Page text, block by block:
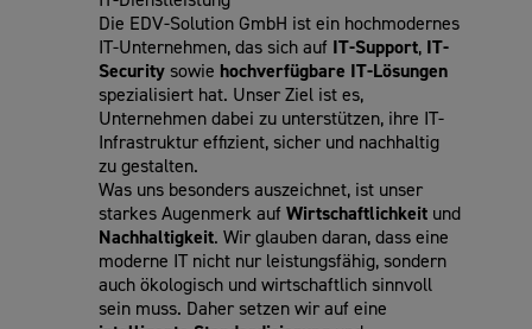
Die EDV-Solution GmbH ist ein hochmodernes
IT-Unternehmen, das sich auf IT-Support, IT-
Security sowie hochverfügbare IT-Lösungen
spezialisiert hat. Unser Ziel ist es,
Unternehmen dabei zu unterstützen, ihre IT-
Infrastruktur effizient, sicher und nachhaltig
zu gestalten.
Was uns besonders auszeichnet, ist unser
starkes Augenmerk auf Wirtschaftlichkeit und
Nachhaltigkeit. Wir glauben daran, dass eine
moderne IT nicht nur leistungsfähig, sondern
auch ökologisch und wirtschaftlich sinnvoll
sein muss. Daher setzen wir auf eine